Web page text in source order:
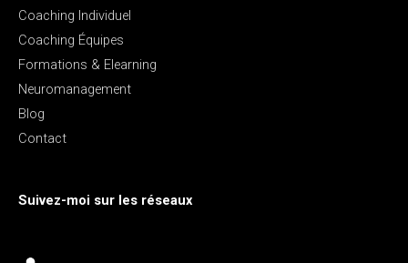
Coaching Individuel
Coaching Équipes
Formations & Elearning
Neuromanagement
Blog
Contact
Suivez-moi sur les réseaux